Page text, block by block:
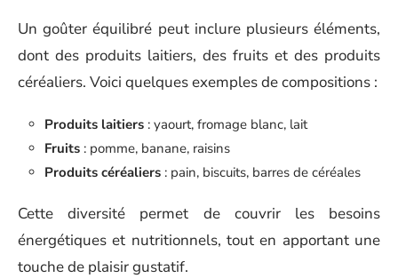
Un goûter équilibré peut inclure plusieurs éléments,
dont des produits laitiers, des fruits et des produits
céréaliers. Voici quelques exemples de compositions :
Produits laitiers : yaourt, fromage blanc, lait
Fruits : pomme, banane, raisins
Produits céréaliers : pain, biscuits, barres de céréales
Cette diversité permet de couvrir les besoins
énergétiques et nutritionnels, tout en apportant une
touche de plaisir gustatif.